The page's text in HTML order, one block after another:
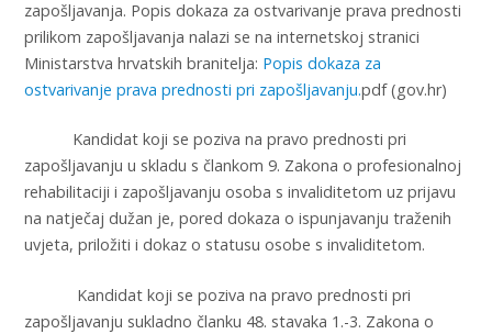
zapošljavanja. Popis dokaza za ostvarivanje prava prednosti
prilikom zapošljavanja nalazi se na internetskoj stranici
Ministarstva hrvatskih branitelja: Popis dokaza za
ostvarivanje prava prednosti pri zapošljavanju.pdf (gov.hr)
Kandidat koji se poziva na pravo prednosti pri
zapošljavanju u skladu s člankom 9. Zakona o profesionalnoj
rehabilitaciji i zapošljavanju osoba s invaliditetom uz prijavu
na natječaj dužan je, pored dokaza o ispunjavanju traženih
uvjeta, priložiti i dokaz o statusu osobe s invaliditetom.
Kandidat koji se poziva na pravo prednosti pri
zapošljavanju sukladno članku 48. stavaka 1.-3. Zakona o